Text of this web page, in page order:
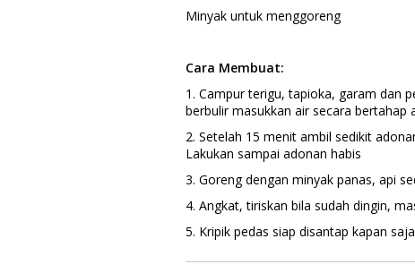
Minyak untuk menggoreng
Cara Membuat:
1. Campur terigu, tapioka, garam dan
berbulir masukkan air secara
2. Setelah 15 menit ambil sedikit
Lakukan sampai adonan habis
3. Goreng dengan minyak panas, api
4. Angkat, tiriskan bila sudah dingin,
5. Kripik pedas siap disantap kapan